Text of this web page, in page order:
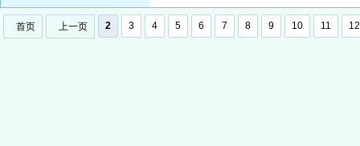
首页 上一页 2 3 4 5 6 7 8 9 10 11 12